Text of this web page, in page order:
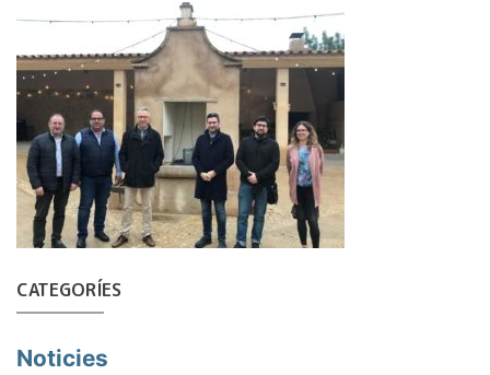
CATEGORÍES
Noticies